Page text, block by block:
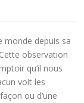
monde depuis sa
observation
qu’il nous
voit les
ou d’une